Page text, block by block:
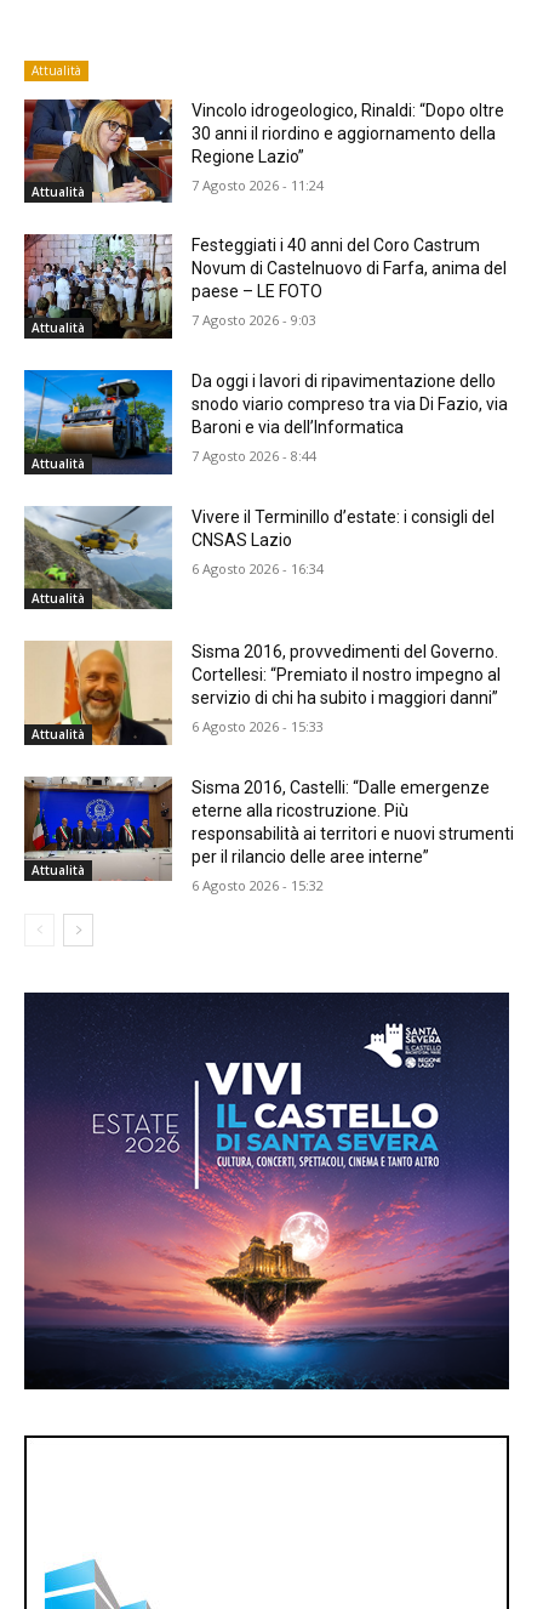
Attualità
Attualità
Vincolo idrogeologico, Rinaldi: “Dopo oltre
30 anni il riordino e aggiornamento della
Regione Lazio”
7 Agosto 2026 - 11:24
Attualità
Festeggiati i 40 anni del Coro Castrum
Novum di Castelnuovo di Farfa, anima del
paese – LE FOTO
7 Agosto 2026 - 9:03
Attualità
Da oggi i lavori di ripavimentazione dello
snodo viario compreso tra via Di Fazio, via
Baroni e via dell’Informatica
7 Agosto 2026 - 8:44
Attualità
Vivere il Terminillo d’estate: i consigli del
CNSAS Lazio
6 Agosto 2026 - 16:34
Attualità
Sisma 2016, provvedimenti del Governo.
Cortellesi: “Premiato il nostro impegno al
servizio di chi ha subito i maggiori danni”
6 Agosto 2026 - 15:33
Attualità
Sisma 2016, Castelli: “Dalle emergenze
eterne alla ricostruzione. Più
responsabilità ai territori e nuovi strumenti
per il rilancio delle aree interne”
6 Agosto 2026 - 15:32